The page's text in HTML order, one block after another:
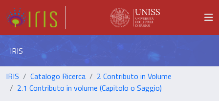
IRIS
IRIS Catalogo Ricerca
2 Contributo in Volume
2.1 Contributo in volume (Capitolo o Saggio)